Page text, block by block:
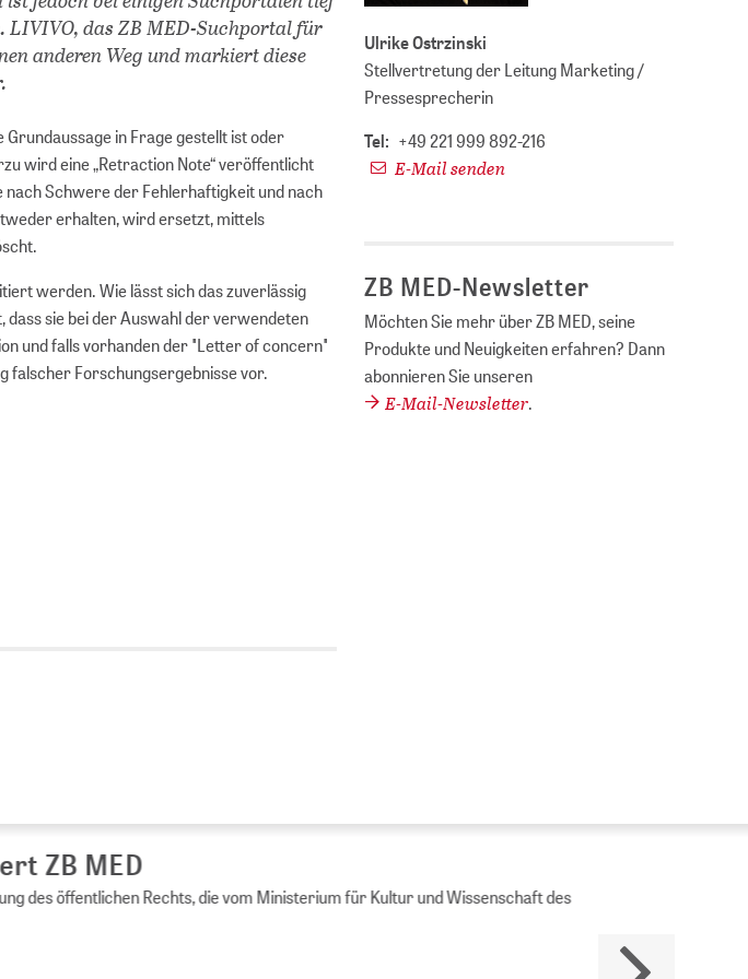
LIVIVO, das ZB MED-Suchportal für
anderen Weg und markiert diese
in Frage gestellt ist oder
wird eine „Retraction Note“ veröffentlicht
Schwere der Fehlerhaftigkeit und nach
erhalten, wird ersetzt, mittels
werden. Wie lässt sich das zuverlässig
sie bei der Auswahl der verwendeten
und falls vorhanden der "Letter of concern"
falscher Forschungsergebnisse vor.
Ulrike Ostrzinski
Stellvertretung der Leitung Marketing /
Pressesprecherin
Tel: +49 221 999 892-216
E-Mail senden
ZB MED-Newsletter
Möchten Sie mehr über ZB MED, seine
Produkte und Neuigkeiten erfahren? Dann
abonnieren Sie unseren
E-Mail-Newsletter.
ZB MED
des öffentlichen Rechts, die vom Ministerium für Kultur und Wissenschaft des